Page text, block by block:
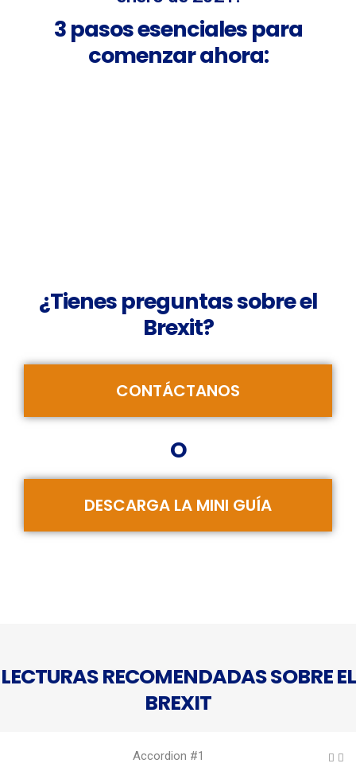
3 pasos esenciales para
comenzar ahora:
¿Tienes preguntas sobre el
Brexit?
CONTÁCTANOS
O
DESCARGA LA MINI GUÍA
LECTURAS RECOMENDADAS SOBRE EL
BREXIT
Accordion #1